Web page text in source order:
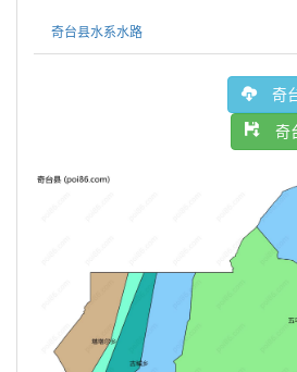
奇台县水系水路
奇
奇